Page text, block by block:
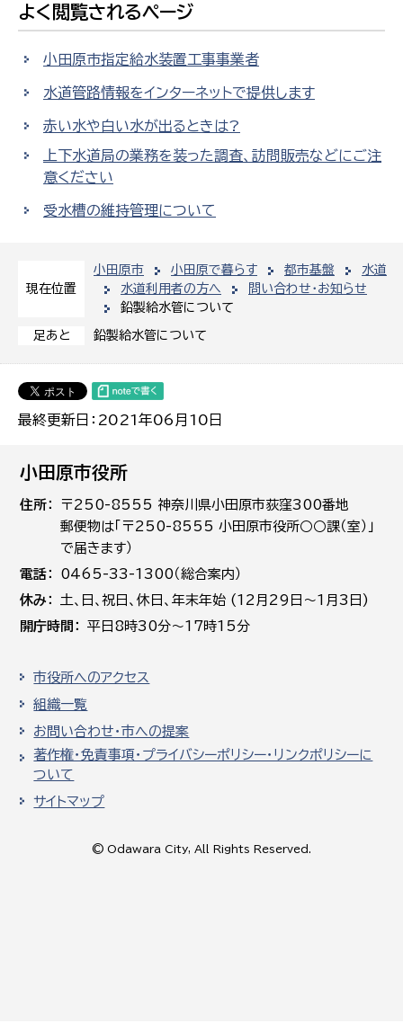
現在位置
小田原市 小田原で暮らす 都市基盤
水道
水道利用者の方へ
問い合わせ・お知らせ
鉛製給水管について
足あと 鉛製給水管について
最終更新日：2021年06月10日
よく閲覧されるページ
小田原市指定給水装置工事事業者
水道管路情報をインターネットで提供します
赤い水や白い水が出るときは?
上下水道局の業務を装った調査、訪問販売などにご注
意ください
受水槽の維持管理について
小田原市役所
住所
〒250-8555 神奈川県小田原市荻窪300番地
郵便物は「〒250-8555 小田原市役所○○課（室）」
で届きます）
電話
0465-33-1300（総合案内）
休み
土､日､祝日、休日、年末年始 (12月29日～1月3日)
開庁時間
平日8時30分～17時15分
市役所へのアクセス
組織一覧
お問い合わせ・市への提案
著作権・免責事項・プライバシーポリシー・リンクポリシーに
ついて
サイトマップ
© Odawara City, All Rights Reserved.